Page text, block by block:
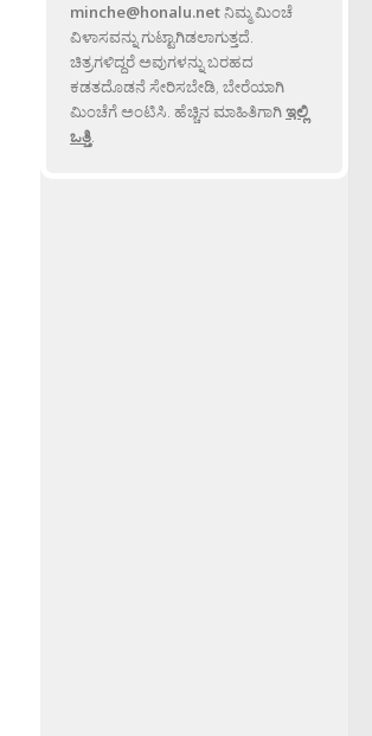
minche@honalu.netನಿಮ್ಮ ಮಿಂಚೆ
ವಿಳಾಸವನ್ನು ಗುಟ್ಟಾಗಿಡಲಾಗುತ್ತದೆ.
ಚಿತ್ರಗಳಿದ್ದರೆ ಅವುಗಳನ್ನು ಬರಹದ
ಕಡತದೊಡನೆ ಸೇರಿಸಬೇಡಿ, ಬೇರೆಯಾಗಿ
ಮಿಂಚೆಗೆ ಅಂಟಿಸಿ. ಹೆಚ್ಚಿನ ಮಾಹಿತಿಗಾಗಿಇಲ್ಲಿ
ಒತ್ತಿ.